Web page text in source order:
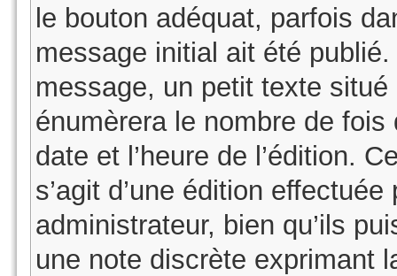
le bouton adéquat, parfois
message initial ait été
message, un petit texte
énumèrera le nombre de
date et l’heure de l’édition.
s’agit d’une édition
administrateur, bien qu’ils
une note discrète exprimant